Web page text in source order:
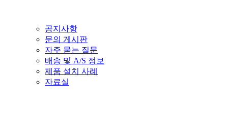
공지사항
문의 게시판
자주 묻는 질문
배송 및 A/S 정보
제품 설치 사례
자료실